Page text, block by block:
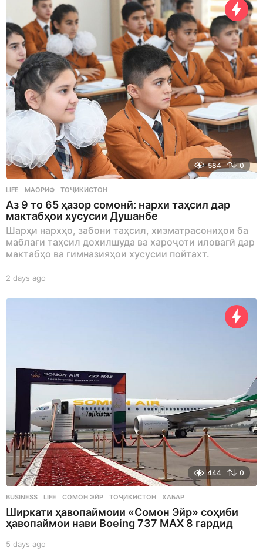
584 0
LIFE МАОРИФ ,ТОҶИКИСТОН
Аз 9 то 65 ҳазор сомонӣ: нархи таҳсил дар
мактабҳои хусусии Душанбе
Шарҳи нархҳо, забони таҳсил, хизматрасониҳои ба
маблағи таҳсил дохилшуда ва хароҷоти иловагӣ дар
мактабҳо ва гимназияҳои хусусии пойтахт.
2 days ago
a
444 0
BUSINESS ,LIFE СОМОН ЭЙР ,ТОҶИКИСТОН ,ХАБАР
Ширкати ҳавопаймоии «Сомон Эйр» соҳиби
ҳавопаймои нави Boeing 737 MAX 8 гардид
5 days ago